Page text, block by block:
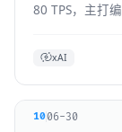
80 TPS，主打
xAI
1006-30